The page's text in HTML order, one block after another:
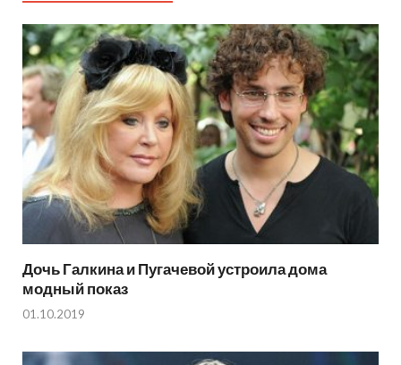
Дочь Галкина и Пугачевой устроила дома
модный показ
01.10.2019